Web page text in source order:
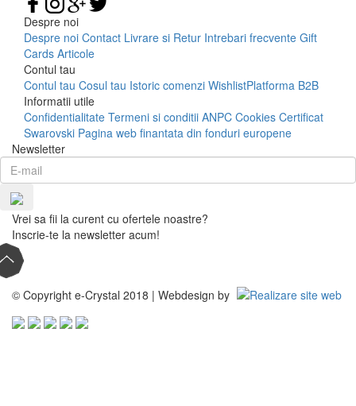
Despre noi
Despre noi Contact Livrare si Retur Intrebari frecvente Gift
Cards Articole
Contul tau
Contul tau Cosul tau Istoric comenzi WishlistPlatforma B2B
Informatii utile
Confidentialitate Termeni si conditii ANPC Cookies Certificat
Swarovski Pagina web finantata din fonduri europene
Newsletter
Vrei sa fii la curent cu ofertele noastre?
Inscrie-te la newsletter acum!
© Copyright e-Crystal 2018 | Webdesign by